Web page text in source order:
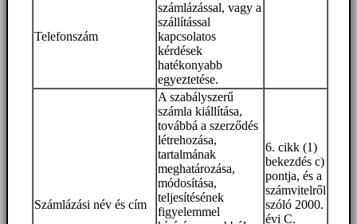
Telefonszám
számlázással, vagy a
szállítással
kapcsolatos
kérdések
hatékonyabb
egyeztetése.
Számlázási név és cím
A szabályszerű
számla kiállítása,
továbbá a szerződés
létrehozása,
tartalmának
meghatározása,
módosítása,
teljesítésének
figyelemmel
6. cikk (1)
bekezdés c)
pontja, és a
számvitelről
szóló 2000.
évi C.